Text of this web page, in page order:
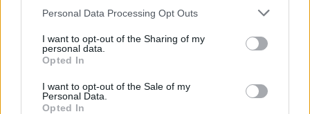
Personal Data Processing Opt Outs
I want to opt-out of the Sharing of my
personal data.
Opted In
I want to opt-out of the Sale of my
Personal Data.
Opted In